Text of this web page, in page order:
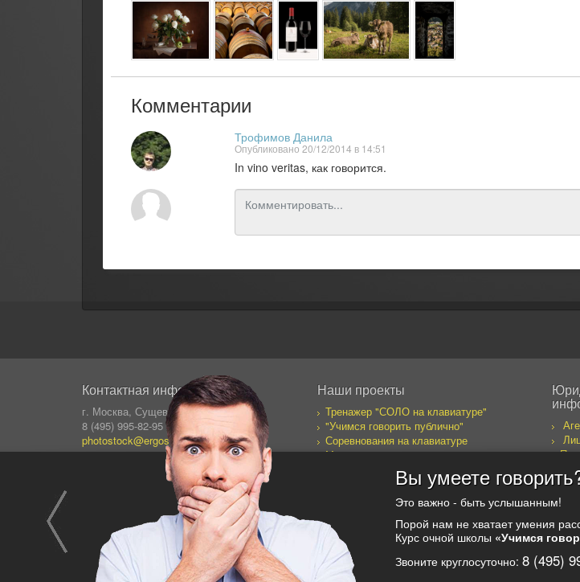
Комментарии
Трофимов Данила
Опубликовано 20/12/2014 в 14:51
In vino veritas, как говорится.
Контактная информация
г. Москва, Сущевский Вал 64
8 (495) 995-82-95 (кругл.)
photostock@ergosolo.ru
Наши проекты
Тренажер "СОЛО на клавиатуре"
"Учимся говорить публично"
Соревнования на клавиатуре
Моя собака желает познакомиться
Дневник предпринимателя
© 2019, ООО "ЭргоСОЛО"
Вы умеете
Это важно - быть услышанным!
Порой нам не хватает умения
Курс очной школы «Учимся
Звоните круглосуточно: 8 (495)